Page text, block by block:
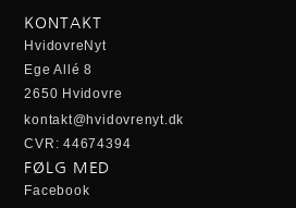
KONTAKT
HvidovreNyt
Ege Allé 8
2650 Hvidovre
kontakt@hvidovrenyt.dk
CVR: 44674394
FØLG MED
Facebook